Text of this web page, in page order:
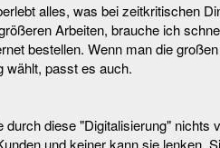
alles, was bei zeitkritischen
Arbeiten, brauche ich
bestellen. Wenn man die
wählt, passt es auch.
durch diese "Digitalisierung" nichts
und keiner kann sie lenken.